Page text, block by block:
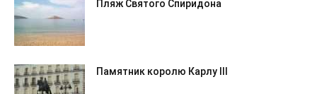
Пляж Святого Спиридона
Памятник королю Карлу III